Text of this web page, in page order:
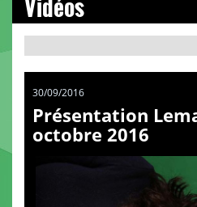
30/09/2016
Présentation
octobre 2016